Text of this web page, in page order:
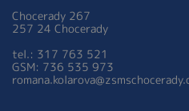
Chocerady 267
257 24 Chocerady
tel.: 317 763 521
GSM: 736 535 973